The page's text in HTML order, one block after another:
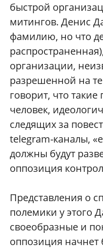
быстрой
митингов. Денис
фамилию, но что
организации,
разрешенной на
говорит, что
человек,
следящих за
telegram-каналы,
должны будут
оппозиция
Представления о
полемики у этого
своеобразные и
оппозиция